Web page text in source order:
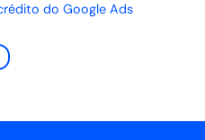
do Google Ads